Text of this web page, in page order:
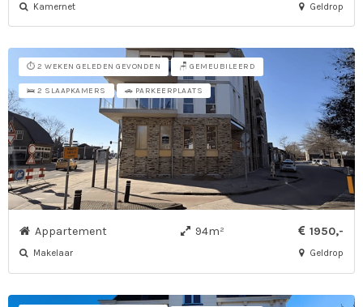
Kamernet Geldrop
⏱️ 2 WEKEN GELEDEN GEVONDEN 🪑 GEMEUBILEERD
🛌 2 SLAAPKAMERS 🚗 PARKEERPLAATS
Appartement 94m² 1950,-
Makelaar Geldrop